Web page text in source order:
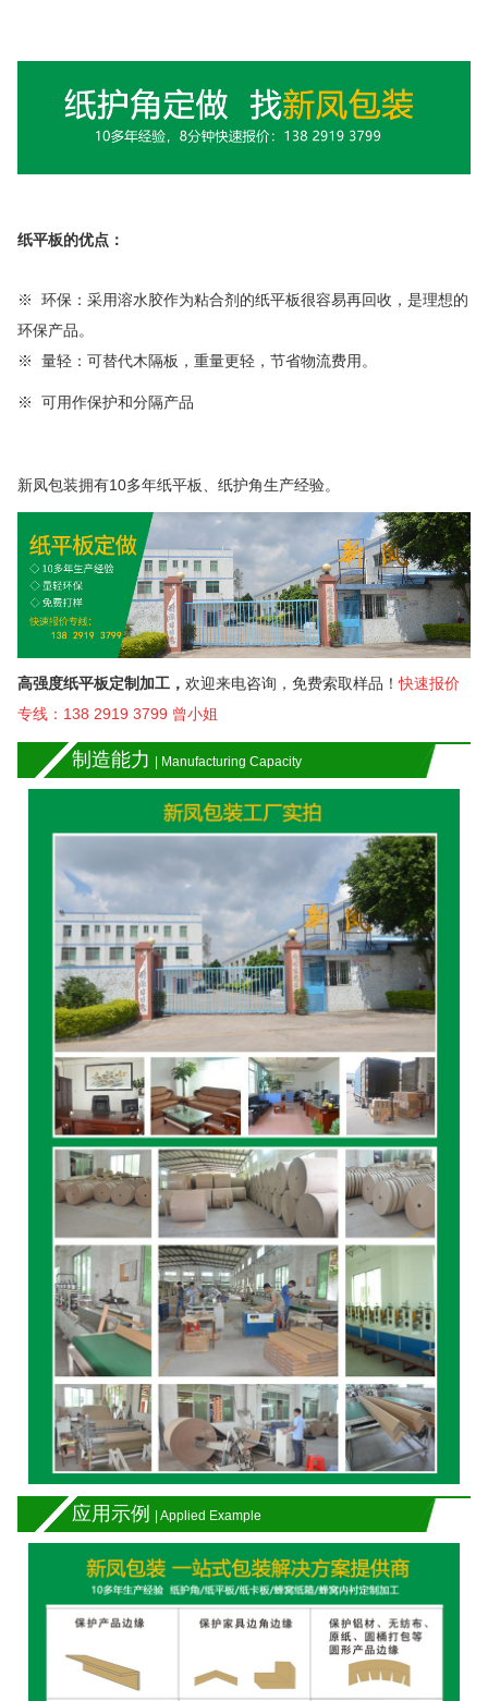
纸平板的优点：
※ 环保：采用溶水胶作为粘合剂的纸平板很容易再回收，是理想的
环保产品。
※ 量轻：可替代木隔板，重量更轻，节省物流费用。
※ 可用作保护和分隔产品
新凤包装拥有10多年纸平板、纸护角生产经验。
高强度纸平板定制加工， 欢迎来电咨询，免费索取样品！快速报价
专线：138 2919 3799 曾小姐
制造能力 | Manufacturing Capacity
应用示例 | Applied Example